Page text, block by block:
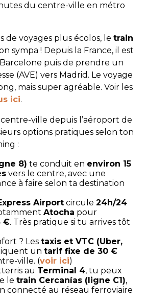
du centre-ville en métro
de voyages plus écolos, le train
sympa ! Depuis la France, il est
puis de prendre un
(AVE) vers Madrid. Le voyage
mais super agréable. Voir les
ici.
ville depuis l’aéroport de
options pratiques selon ton
:
8) te conduit en environ 15
vers le centre, avec une
à faire selon ta destination
Airport circule 24h/24
Atocha pour
€. Très pratique si tu arrives tôt
? Les taxis et VTC (Uber,
un tarif fixe de 30 €
ville. (voir ici)
au Terminal 4, tu peux
le train Cercanías (ligne C1),
connecté au réseau ferroviaire